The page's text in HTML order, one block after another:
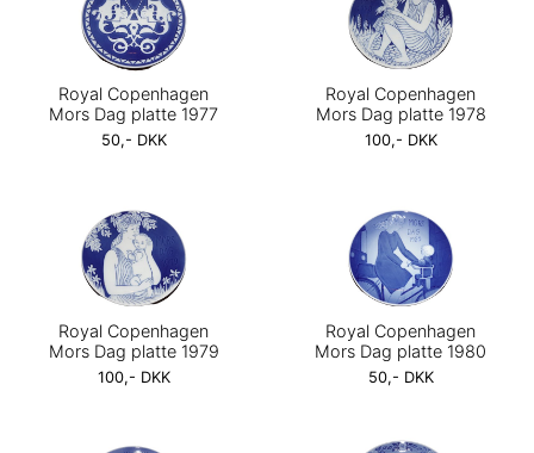
Royal Copenhagen
Mors Dag platte 1977
50,- DKK
Royal Copenhagen
Mors Dag platte 1978
100,- DKK
Royal Copenhagen
Mors Dag platte 1979
100,- DKK
Royal Copenhagen
Mors Dag platte 1980
50,- DKK